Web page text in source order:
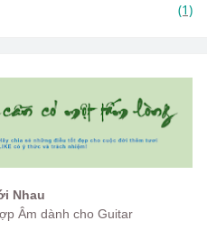
(1)
Nhau
Âm dành cho Guitar